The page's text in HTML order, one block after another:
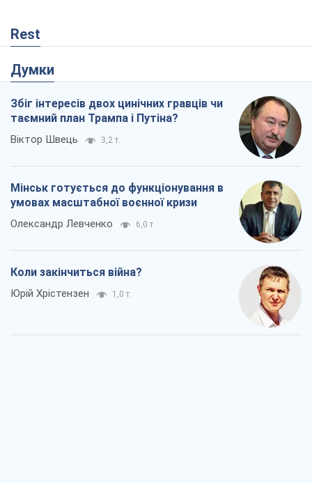
Rest
Думки
Збіг інтересів двох цинічних гравців чи
таємний план Трампа і Путіна?
Віктор Швець 3,2 т.
Мінськ готується до функціонування в
умовах масштабної воєнної кризи
Олександр Левченко 6,0 т.
Коли закінчиться війна?
Юрій Хрістензен 1,0 т.